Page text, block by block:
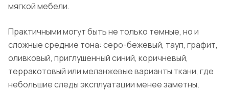
мягкой мебели.
Практичными могут быть не только темные, но и
сложные средние тона: серо-бежевый, тауп, графит,
оливковый, приглушенный синий, коричневый,
терракотовый или меланжевые варианты ткани, где
небольшие следы эксплуатации менее заметны.